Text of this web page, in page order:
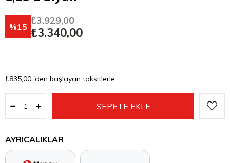
15
₺3.929,00
₺3.340,00
₺835,00 'den başlayan taksitlerle
AYRICALIKLAR